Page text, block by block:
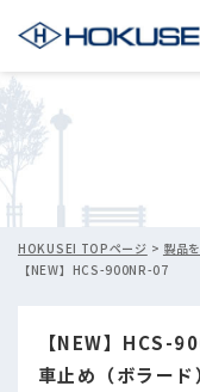
HOKUSEI TOPページ > 製品
【NEW】HCS-900NR-07
【NEW】HCS-
車止め（ボラード